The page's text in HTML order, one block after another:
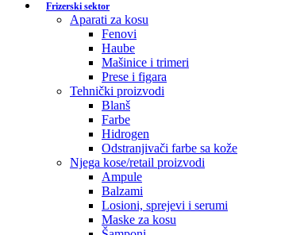
Frizerski sektor
Aparati za kosu
Fenovi
Haube
Mašinice i trimeri
Prese i figara
Tehnički proizvodi
Blanš
Farbe
Hidrogen
Odstranjivači farbe sa kože
Njega kose/retail proizvodi
Ampule
Balzami
Losioni, sprejevi i serumi
Maske za kosu